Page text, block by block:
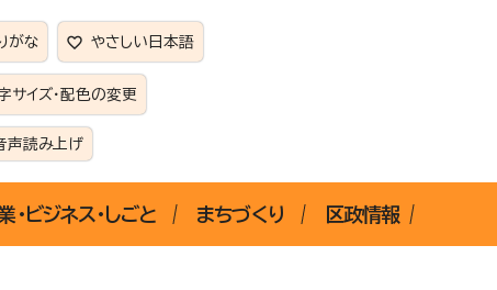
がな やさしい日本語
サイズ・配色の変更
声読み上げ
・ビジネス・しごと まちづくり 区政情報